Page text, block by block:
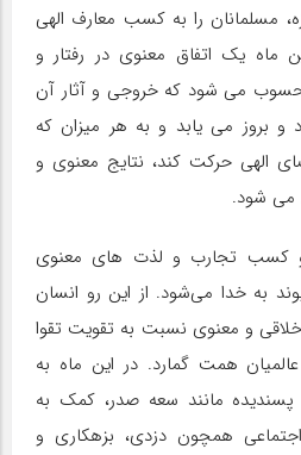
مسلمانان را به کسب معارف الهی
ماه یک اتفاق معنوی در رفتار و
محسوب می شود که خروجی و آثار آن
و بروز می یابد و به هر میزان که
الهی حرکت کند، نتایج معنوی و
می شود.
کسب تجارب و لذت های معنوی
به خدا می‌شود. از این رو انسان
و معنوی نسبت به تقویت تقوا
عالمیان همت گمارد. در این ماه به
مانند سعه صدر، کمک به
همچون دزدی، بزهکاری و